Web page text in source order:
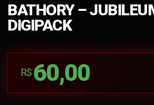
BATHORY –
DIGIPACK
R$ 60,00